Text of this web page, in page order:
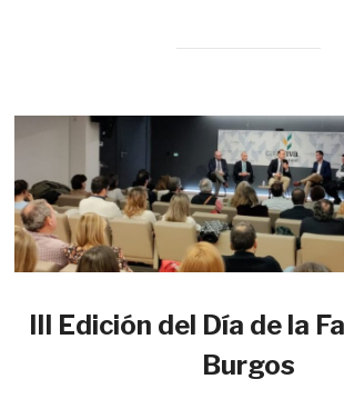
III Edición del Día de la
Burgos